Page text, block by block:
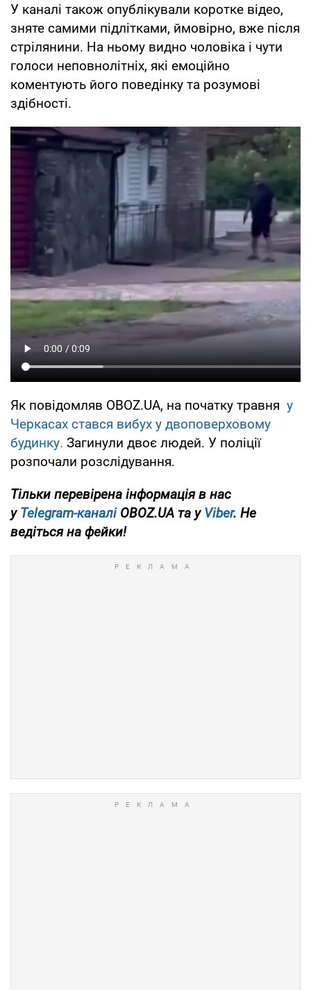
У каналі також опублікували коротке відео,
зняте самими підлітками, ймовірно, вже після
стрілянини. На ньому видно чоловіка і чути
голоси неповнолітніх, які емоційно
коментують його поведінку та розумові
здібності.
Як повідомляв OBOZ.UA, на початку травня у
Черкасах стався вибух у двоповерховому
будинку. Загинули двоє людей. У поліції
розпочали розслідування.
Тільки перевірена інформація в нас
уTelegram-каналіOBOZ.UA та уViber. Не
ведіться на фейки!